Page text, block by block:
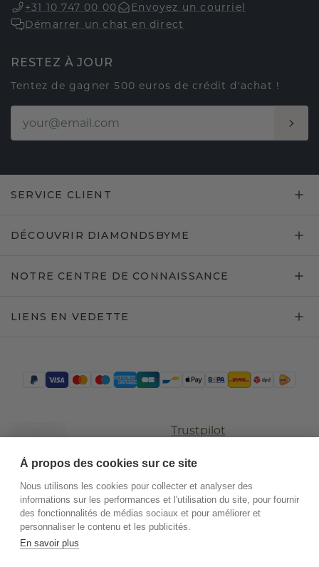
+31 10 747 00 00
Envoyez un courriel
Démarrer un chat en direct
RESTEZ À JOUR
Tentez de gagner 500 euros de crédit d'achat !
SERVICE CLIENT
DÉCOUVRIR DIAMONDSBYME
NOTRE CENTRE DE CONNAISSANCE
LIENS EN VEDETTE
Trustpilot
À propos des cookies sur ce site
Nous utilisons les cookies pour collecter et analyser des
informations sur les performances et l'utilisation du site, pour fournir
des fonctionnalités de médias sociaux et pour améliorer et
personnaliser le contenu et les publicités.
En savoir plus